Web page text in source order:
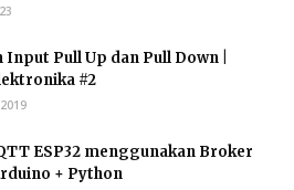
Input Pull Up dan Pull Down |
#2
ESP32 menggunakan Broker
+ Python